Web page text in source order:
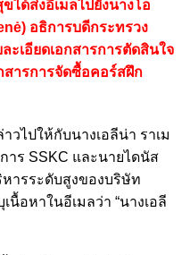
ได้ส่งอีเมลไปยังนางโอ
อธิการบดีกระทรวง
ะเอียดเอกสารการตัดสินใจ
สารการจัดซื้อคอร์สฝึก
วไปให้กับนางเอลีน่า ราเม
าร SSKC และนายไดนัส
หารระดับสูงของบริษัท
นื้อหาในอีเมลว่า “นางเอลี